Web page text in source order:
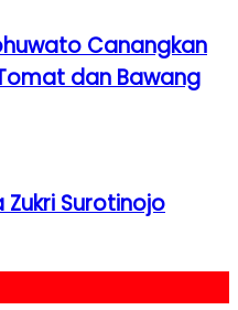
Canangkan
dan Bawang
Zukri Surotinojo